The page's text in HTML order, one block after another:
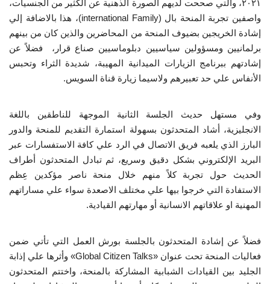
الفيديوهات
الرعاة
Gallery
لغة
English
Swahili
español
French
Arabic
٢٠٢١، والتي صححت لديهم الصورة الذهنية عن الكثير من الجنسيات،
واصفين تجربة المنحة بال (international Family)، هذا بالاضافة إلي
إشادة الخريجين بضيوف المنحة من المحاضرين والذين كان من بينهم
برلمانيين ومسؤولين سياسيين دبلوماسيين صناع قرار، فضلاً عن
إشادتهم ببرنامج الزيارات الميدانية المهيبة، شديدة الثراء وتحبس
الأنفاس علي حد تعبيرهم ولاسيما زيارة قناة السويس.
وفي مستهل حديث الجلسة الثانية الموجهة للناطقين باللغة
الانجليزية، أشاد المتحدثون بسهولة استمارة التقديم للمنحة والدور
البارز الذي يلعبه فريق الاتصال في الرد علي كافة الاستفسارات عبر
البريد الإلكتروني بشكل دقيق وسريع، ثم تبادل المتحدثون أطراف
الحديث حول تجربة كلاً منهم خلال منحة ناصر مؤكدين عِظم
الاستفادة التي خرجوا بيها علي مختلف الاصعدة سواء علي مساراتهم
المهنية او علاقاتهم الانسانية أو مهارتهم القيادية.
فضلاً عن إشادة المتحدثون بالجلسة بورش العمل التي تأتي ضمن
فعاليات المنحة تحت عنوان «Global Citizen Talks» وأثرها علي إذابة
الجليد بين القيادات الشبابية المشاركة بالمنحة، واختتم المتحدثون